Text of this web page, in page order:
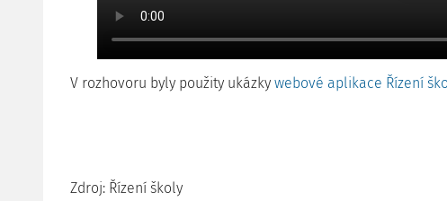
V rozhovoru byly použity ukázky webové aplikace Řízení
Zdroj: Řízení školy